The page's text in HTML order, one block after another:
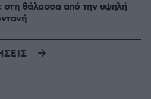
στη θάλασσα από την υψηλή